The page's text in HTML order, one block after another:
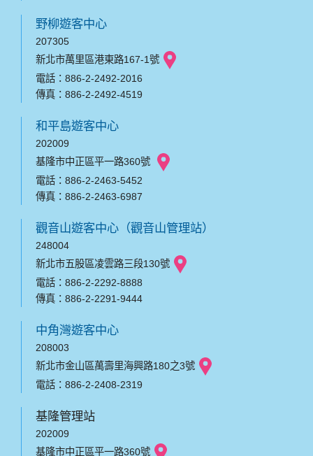
野柳遊客中心
207305
新北市萬里區港東路167-1號
電話：886-2-2492-2016
傳真：886-2-2492-4519
和平島遊客中心
202009
基隆市中正區平一路360號
電話：886-2-2463-5452
傳真：886-2-2463-6987
觀音山遊客中心（觀音山管理站）
248004
新北市五股區凌雲路三段130號
電話：886-2-2292-8888
傳真：886-2-2291-9444
中角灣遊客中心
208003
新北市金山區萬壽里海興路180之3號
電話：886-2-2408-2319
基隆管理站
202009
基隆市中正區平一路360號